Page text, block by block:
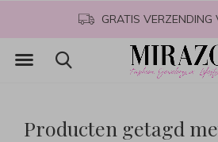
GRATIS
Producten getagd